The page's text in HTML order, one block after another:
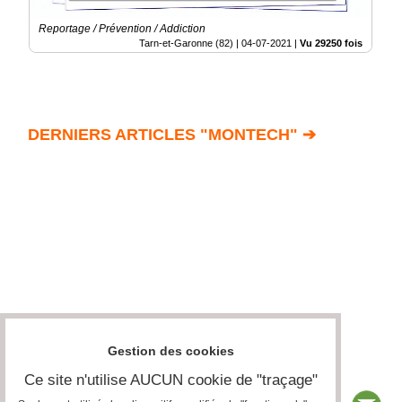
Reportage / Prévention / Addiction
Tarn-et-Garonne (82) | 04-07-2021 | Vu 29250 fois
DERNIERS ARTICLES "MONTECH" ➔
Gestion des cookies
Ce site n'utilise AUCUN cookie de "traçage"